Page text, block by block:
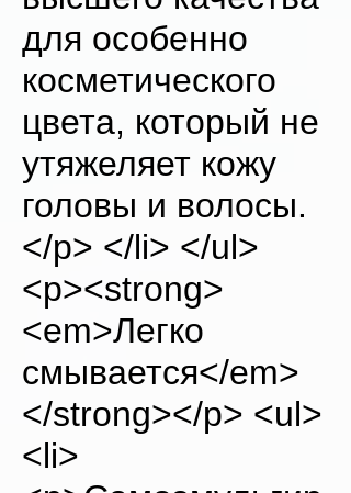
для особенно
косметического
цвета, который не
утяжеляет кожу
головы и волосы.
</p> </li> </ul>
<p><strong>
<em>Легко
смывается</em>
</strong></p> <ul>
<li>